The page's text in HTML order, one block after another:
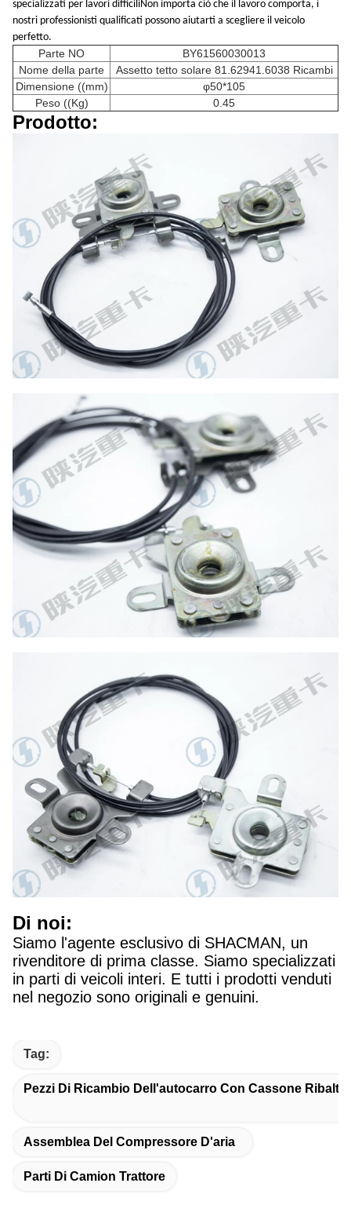
specializzati per lavori difficiliNon importa ciò che il lavoro comporta, i
nostri professionisti qualificati possono aiutarti a scegliere il veicolo
perfetto.
Parte NO
BY61560030013
Nome della parte
Assetto tetto solare 81.62941.6038 Ricambi
Dimensione ((mm)
φ50*105
Peso ((Kg)
0.45
Prodotto:
Di noi:
Siamo l'agente esclusivo di SHACMAN, un
rivenditore di prima classe. Siamo specializzati
in parti di veicoli interi. E tutti i prodotti venduti
nel negozio sono originali e genuini.
Tag:
Pezzi Di Ricambio Dell'autocarro Con Cassone
Assemblea Del Compressore D'aria
Parti Di Camion Trattore